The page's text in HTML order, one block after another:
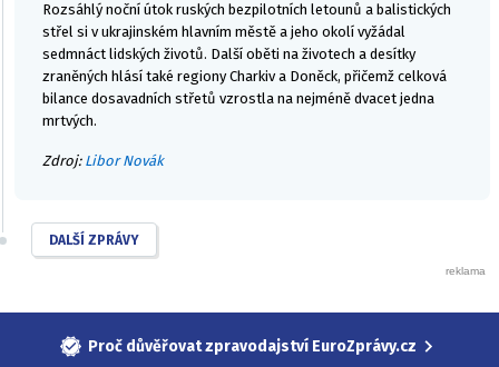
Rozsáhlý noční útok ruských bezpilotních letounů a balistických
střel si v ukrajinském hlavním městě a jeho okolí vyžádal
sedmnáct lidských životů. Další oběti na životech a desítky
zraněných hlásí také regiony Charkiv a Doněck, přičemž celková
bilance dosavadních střetů vzrostla na nejméně dvacet jedna
mrtvých.
Zdroj: Libor Novák
DALŠÍ ZPRÁVY
Proč důvěřovat zpravodajství EuroZprávy.cz